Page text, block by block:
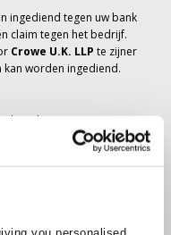
ingediend tegen uw bank
claim tegen het bedrijf.
Crowe U.K. LLP te zijner
worden ingediend.
ontvangen met
is niet geannuleerd en
hebt besteld te zijner tijd
bedrijf werkt samen met